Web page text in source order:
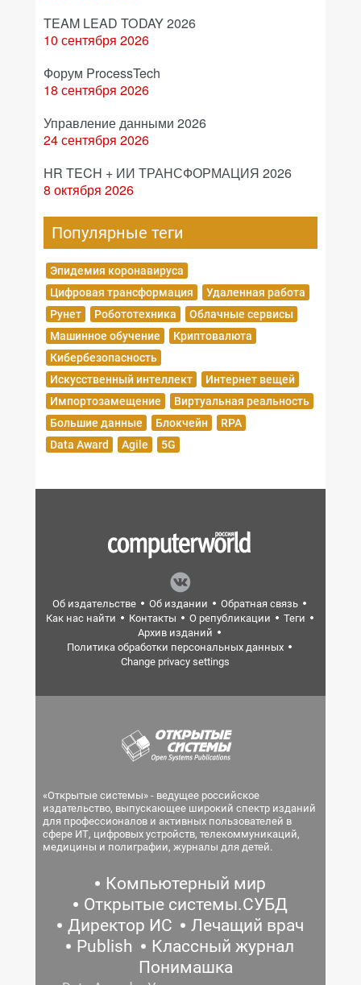
TEAM LEAD TODAY 2026
10 сентября 2026
Форум ProcessTech
18 сентября 2026
Управление данными 2026
24 сентября 2026
HR TECH + ИИ ТРАНСФОРМАЦИЯ 2026
8 октября 2026
Популярные теги
Эпидемия коронавируса
Цифровая трансформация
Удаленная работа
Рунет
Робототехника
Облачные сервисы
Машинное обучение
Криптовалюта
Кибербезопасность
Искусственный интеллект
Интернет вещей
Импортозамещение
Виртуальная реальность
Большие данные
Блокчейн
RPA
Data Award
Agile 5G
Об издательстве Об издании
Обратная связь
Как нас найти
Контакты О републикации
Теги
Архив изданий
Политика обработки персональных данных
Change privacy settings
«Открытые системы» - ведущее российское
издательство, выпускающее широкий спектр изданий
для профессионалов и активных пользователей в
сфере ИТ, цифровых устройств, телекоммуникаций,
медицины и полиграфии, журналы для детей.
Компьютерный мир
Открытые системы.СУБД
Директор ИС
Лечащий врач
Publish
Классный журнал
Понимашка